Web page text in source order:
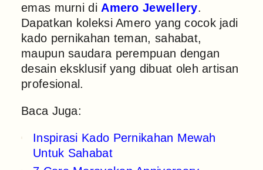
emas murni di Amero Jewellery.
Dapatkan koleksi Amero yang cocok jadi
kado pernikahan teman, sahabat,
maupun saudara perempuan dengan
desain eksklusif yang dibuat oleh artisan
profesional.
Baca Juga:
Inspirasi Kado Pernikahan Mewah
Untuk Sahabat